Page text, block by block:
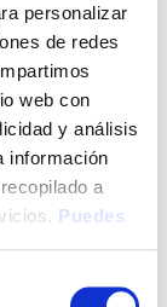
personalizar
de redes
web con
y análisis
información
a
Puedes
2026
2026
del 15